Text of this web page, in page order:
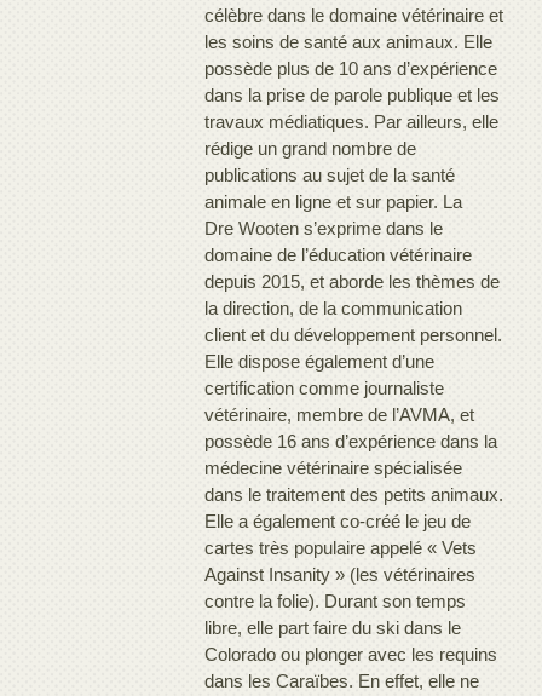
célèbre dans le domaine vétérinaire et
les soins de santé aux animaux. Elle
possède plus de 10 ans d’expérience
dans la prise de parole publique et les
travaux médiatiques. Par ailleurs, elle
rédige un grand nombre de
publications au sujet de la santé
animale en ligne et sur papier. La
Dre Wooten s’exprime dans le
domaine de l’éducation vétérinaire
depuis 2015, et aborde les thèmes de
la direction, de la communication
client et du développement personnel.
Elle dispose également d’une
certification comme journaliste
vétérinaire, membre de l’AVMA, et
possède 16 ans d’expérience dans la
médecine vétérinaire spécialisée
dans le traitement des petits animaux.
Elle a également co-créé le jeu de
cartes très populaire appelé « Vets
Against Insanity » (les vétérinaires
contre la folie). Durant son temps
libre, elle part faire du ski dans le
Colorado ou plonger avec les requins
dans les Caraïbes. En effet, elle ne